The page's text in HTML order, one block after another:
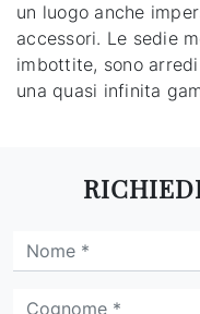
un luogo anche
accessori. Le sedie
imbottite, sono
una quasi infinita